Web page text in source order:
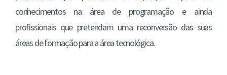
conhecimentos na área de programação e ainda
profissionais que pretendam uma reconversão das suas
áreas de formação para a área tecnológica.